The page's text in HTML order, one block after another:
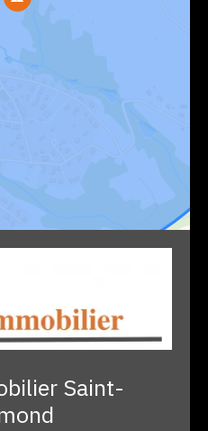
Saint-